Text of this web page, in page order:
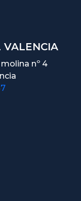
VALENCIA
nº 4